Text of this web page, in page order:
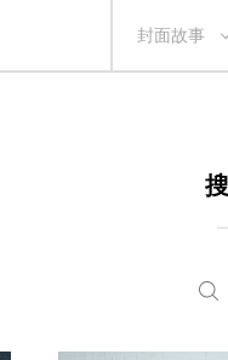
封面故事